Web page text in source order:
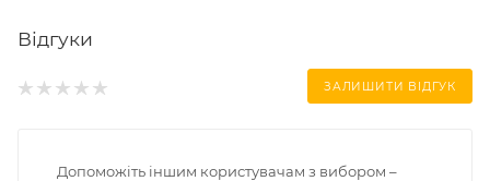
Відгуки
ЗАЛИШИТИ ВІДГУК
Допоможіть іншим користувачам з вибором –